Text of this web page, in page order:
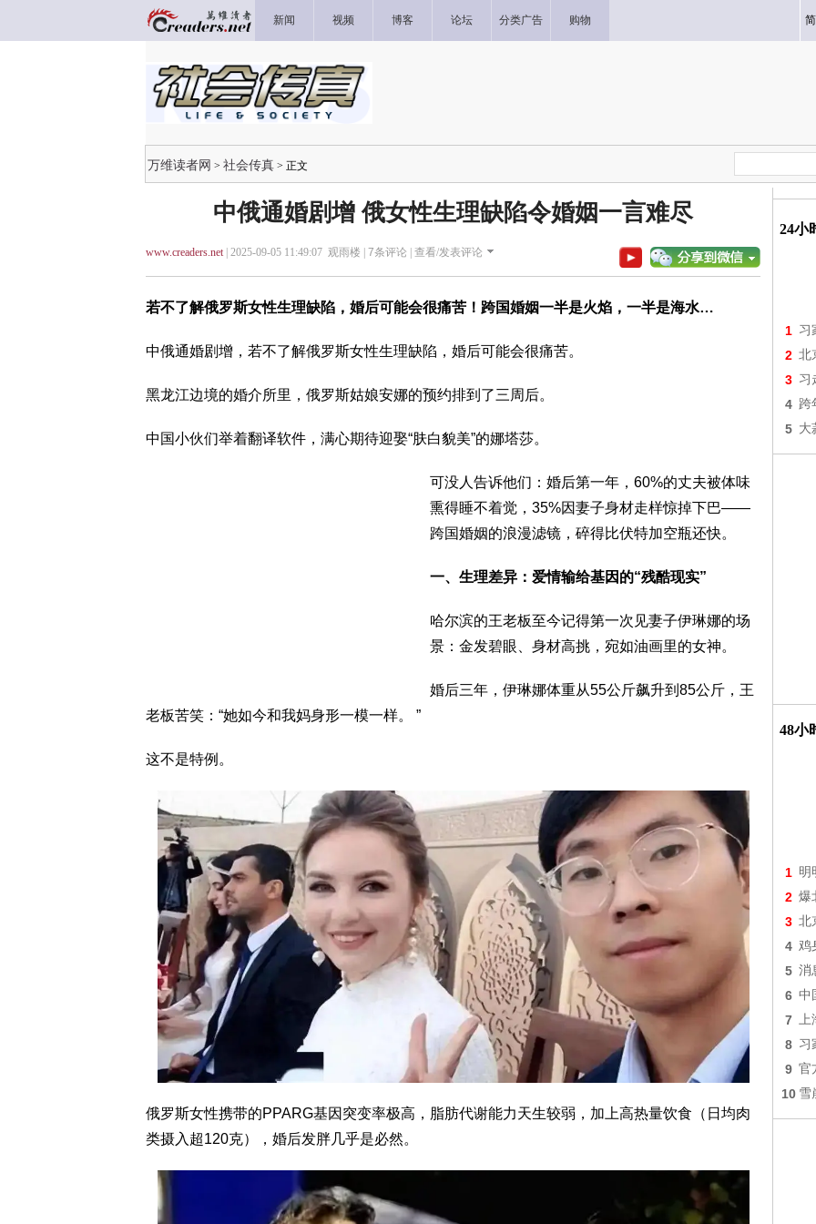
新闻 视频 博客 论坛 分类广告 购物
万维读者网 > 社会传真 > 正文
中俄通婚剧增 俄女性生理缺陷令婚姻一言难尽
www.creaders.net| 2025-09-05 11:49:07 观雨楼 | 7条评论 | 查看/发表评论
若不了解俄罗斯女性生理缺陷，婚后可能会很痛苦！跨国婚姻一半是火焰，一半是海水…
中俄通婚剧增，若不了解俄罗斯女性生理缺陷，婚后可能会很痛苦。
黑龙江边境的婚介所里，俄罗斯姑娘安娜的预约排到了三周后。
中国小伙们举着翻译软件，满心期待迎娶“肤白貌美”的娜塔莎。
可没人告诉他们：婚后第一年，60%的丈夫被体味
熏得睡不着觉，35%因妻子身材走样惊掉下巴——
跨国婚姻的浪漫滤镜，碎得比伏特加空瓶还快。
一、生理差异：爱情输给基因的“残酷现实”
哈尔滨的王老板至今记得第一次见妻子伊琳娜的场
景：金发碧眼、身材高挑，宛如油画里的女神。
婚后三年，伊琳娜体重从55公斤飙升到85公斤，王
老板苦笑：“她如今和我妈身形一模一样。 ”
这不是特例。
俄罗斯女性携带的PPARG基因突变率极高，脂肪代谢能力天生较弱，加上高热量饮食（日均肉
类摄入超120克），婚后发胖几乎是必然。
24小
1 习
2 北
3 习
4 跨
5 大
48小
1 明
2 爆
3 北
4 鸡
5 消
6 中
7 上
8 习
9 官
10 雪